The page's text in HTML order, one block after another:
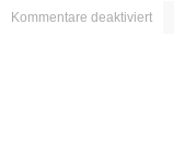
Kommentare deaktiviert